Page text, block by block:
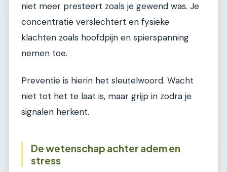
niet meer presteert zoals je gewend was. Je
concentratie verslechtert en fysieke
klachten zoals hoofdpijn en spierspanning
nemen toe.
Preventie is hierin het sleutelwoord. Wacht
niet tot het te laat is, maar grijp in zodra je
signalen herkent.
De wetenschap achter adem en
stress